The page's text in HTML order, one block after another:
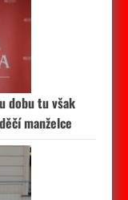
dobu tu však
manželce